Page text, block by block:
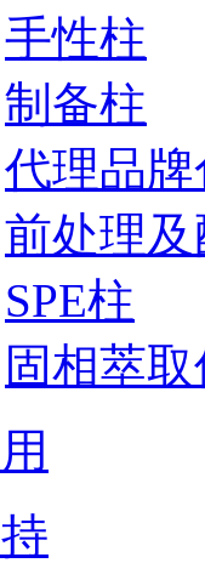
手性柱
制备柱
代理品
前处理及
SPE柱
固相萃取